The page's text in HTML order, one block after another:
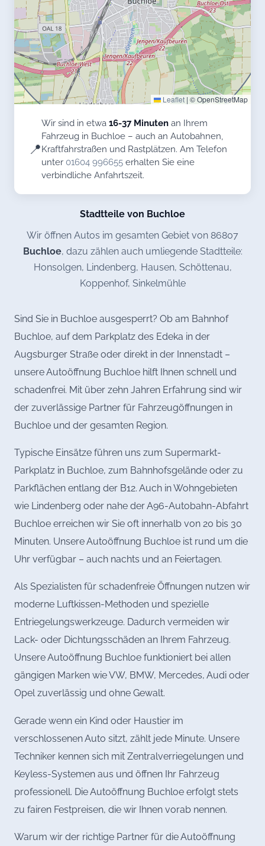
Leaflet | © OpenStreetMap
📍
Wir sind in etwa 16-37 Minuten an Ihrem
Fahrzeug in Buchloe – auch an Autobahnen,
Kraftfahrstraßen und Rastplätzen. Am Telefon
unter 01604 996655 erhalten Sie eine
verbindliche Anfahrtszeit.
Stadtteile von Buchloe
Wir öffnen Autos im gesamten Gebiet von 86807
Buchloe, dazu zählen auch umliegende Stadtteile:
Honsolgen, Lindenberg, Hausen, Schöttenau,
Koppenhof, Sinkelmühle
Sind Sie in Buchloe ausgesperrt? Ob am Bahnhof
Buchloe, auf dem Parkplatz des Edeka in der
Augsburger Straße oder direkt in der Innenstadt –
unsere Autoöffnung Buchloe hilft Ihnen schnell und
schadenfrei. Mit über zehn Jahren Erfahrung sind wir
der zuverlässige Partner für Fahrzeugöffnungen in
Buchloe und der gesamten Region.
Typische Einsätze führen uns zum Supermarkt-
Parkplatz in Buchloe, zum Bahnhofsgelände oder zu
Parkflächen entlang der B12. Auch in Wohngebieten
wie Lindenberg oder nahe der A96-Autobahn-Abfahrt
Buchloe erreichen wir Sie oft innerhalb von 20 bis 30
Minuten. Unsere Autoöffnung Buchloe ist rund um die
Uhr verfügbar – auch nachts und an Feiertagen.
Als Spezialisten für schadenfreie Öffnungen nutzen wir
moderne Luftkissen-Methoden und spezielle
Entriegelungswerkzeuge. Dadurch vermeiden wir
Lack- oder Dichtungsschäden an Ihrem Fahrzeug.
Unsere Autoöffnung Buchloe funktioniert bei allen
gängigen Marken wie VW, BMW, Mercedes, Audi oder
Opel zuverlässig und ohne Gewalt.
Gerade wenn ein Kind oder Haustier im
verschlossenen Auto sitzt, zählt jede Minute. Unsere
Techniker kennen sich mit Zentralverriegelungen und
Keyless-Systemen aus und öffnen Ihr Fahrzeug
professionell. Die Autoöffnung Buchloe erfolgt stets
zu fairen Festpreisen, die wir Ihnen vorab nennen.
Warum wir der richtige Partner für die Autoöffnung